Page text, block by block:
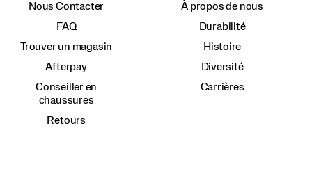
Nous Contacter
FAQ
Trouver un magasin
Afterpay
Conseiller en
chaussures
Retours
À propos de nous
Durabilité
Histoire
Diversité
Carrières